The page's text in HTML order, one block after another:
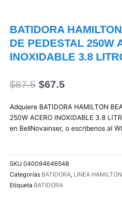
BATIDORA
DE PEDESTAL 250W
INOXIDABLE 3.8
$87.5 El
original
era:
$87.5.
$67.5
actual
es:
$67.5.
Adquiere BATIDORA HAMILTON
250W ACERO INOXIDABLE 3.8
en BellNovainser, o escribenos al
SKU 040094646548
Categorías BATIDORA, LINEA HAMILTON
Etiqueta BATIDORA